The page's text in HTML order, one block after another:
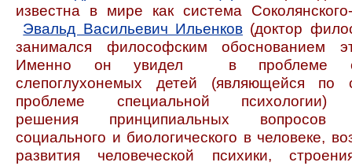
известна в мире как система
Эвальд Васильевич Ильенков (доктор
занимался философским обоснованием
Именно он увидел в проблеме
слепоглухонемых детей (являющейся по
проблеме специальной психологии)
решения принципиальных вопросов
социального и биологического в человеке,
развития человеческой психики,